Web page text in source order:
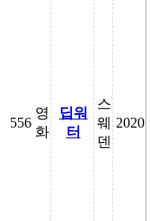
556
영
화
딥워
터
스
웨
덴
2020